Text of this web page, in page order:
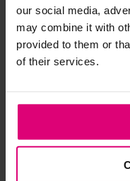
our social media,
may combine it with
provided to them or
of their services.